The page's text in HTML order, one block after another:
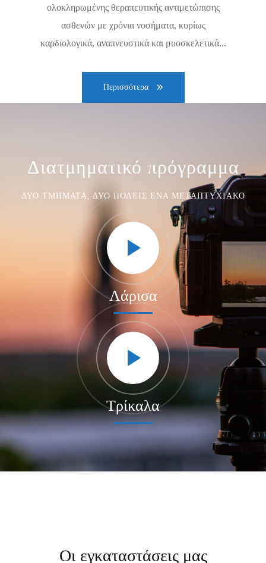
ολοκληρωμένης θεραπευτικής αντιμετώπισης
ασθενών με χρόνια νοσήματα, κυρίως
καρδιολογικά, αναπνευστικά και μυοσκελετικά...
Περισσότερα
Διατμηματικό πρόγραμμα
ΔΎΟ ΤΜΉΜΑΤΑ, ΔΎΟ ΠΌΛΕΙΣ ΈΝΑ ΜΕΤΑΠΤΥΧΙΑΚΌ
Λάρισα
Τρίκαλα
Οι εγκαταστάσεις μας